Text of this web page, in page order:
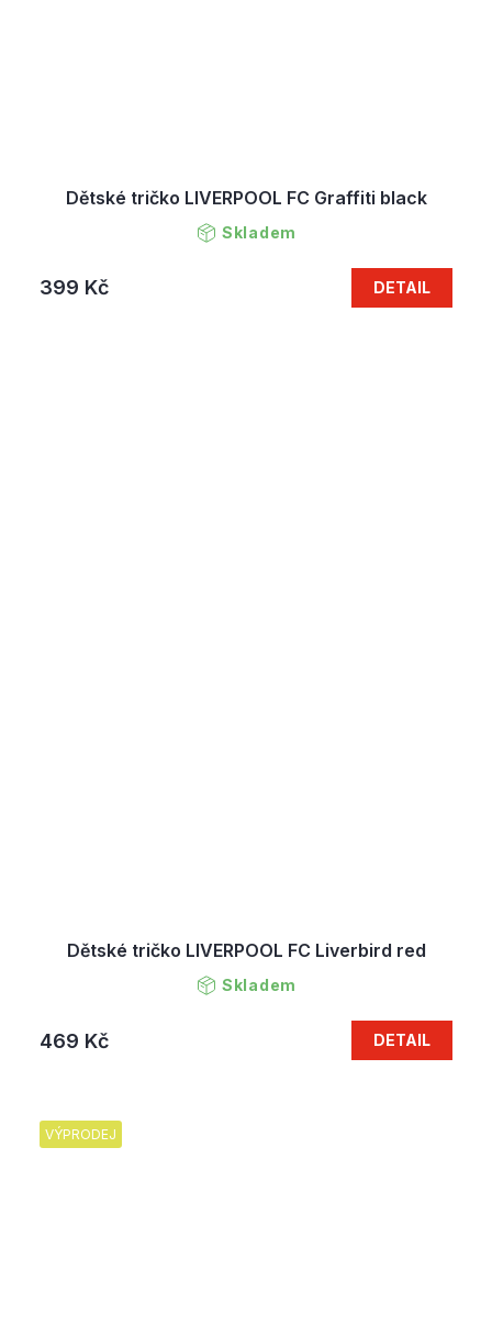
Dětské tričko LIVERPOOL FC Graffiti black
Skladem
399 Kč DETAIL
Dětské tričko LIVERPOOL FC Liverbird red
Skladem
469 Kč DETAIL
VÝPRODEJ